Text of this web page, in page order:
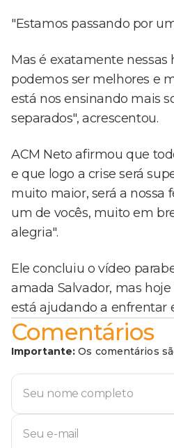
"Estamos passando por
Mas é exatamente
podemos ser melhores e
está nos ensinando mais
separados", acrescentou.
ACM Neto afirmou que
e que logo a crise será
muito maior, será a nossa
um de vocês, muito em
alegria".
Ele concluiu o vídeo
amada Salvador, mas
está ajudando a enfrentar
Comentários
Importante: Os comentários